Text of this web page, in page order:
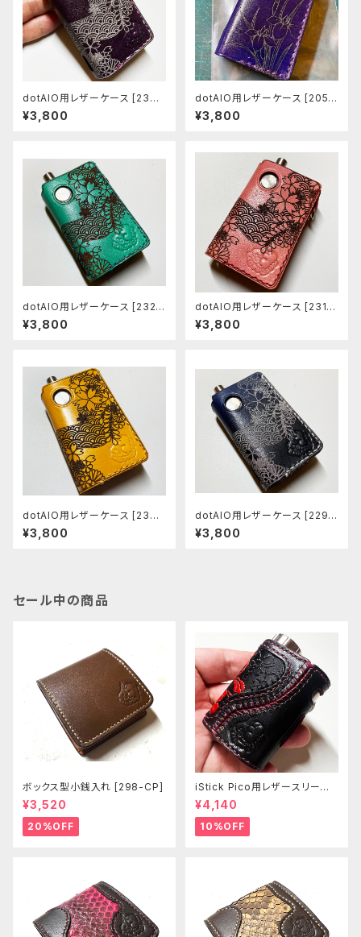
dotAIO用レザーケース [233-
dk]
¥3,800
dotAIO用レザーケース [205-
dk]
¥3,800
dotAIO用レザーケース [232-
dk]
¥3,800
dotAIO用レザーケース [231-
dk]
¥3,800
dotAIO用レザーケース [230-
dk]
¥3,800
dotAIO用レザーケース [229-
dk]
¥3,800
セール中の商品
ボックス型小銭入れ [298-CP]
¥3,520
20%OFF
iStick Pico用レザースリーブ
[381-pc]
¥4,140
10%OFF